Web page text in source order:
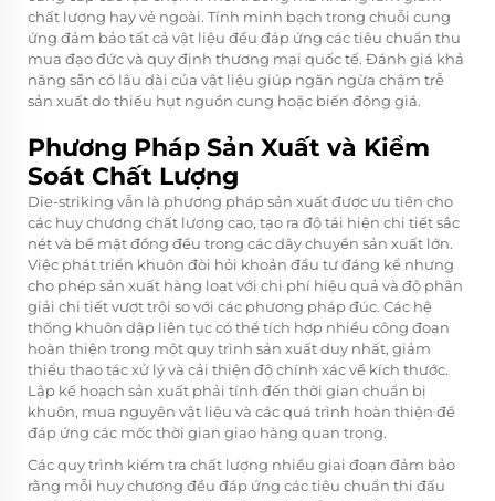
chất lượng hay vẻ ngoài. Tính minh bạch trong chuỗi cung
ứng đảm bảo tất cả vật liệu đều đáp ứng các tiêu chuẩn thu
mua đạo đức và quy định thương mại quốc tế. Đánh giá khả
năng sẵn có lâu dài của vật liệu giúp ngăn ngừa chậm trễ
sản xuất do thiếu hụt nguồn cung hoặc biến động giá.
Phương Pháp Sản Xuất và Kiểm
Soát Chất Lượng
Die-striking vẫn là phương pháp sản xuất được ưu tiên cho
các huy chương chất lượng cao, tạo ra độ tái hiện chi tiết sắc
nét và bề mặt đồng đều trong các dây chuyền sản xuất lớn.
Việc phát triển khuôn đòi hỏi khoản đầu tư đáng kể nhưng
cho phép sản xuất hàng loạt với chi phí hiệu quả và độ phân
giải chi tiết vượt trội so với các phương pháp đúc. Các hệ
thống khuôn dập liên tục có thể tích hợp nhiều công đoạn
hoàn thiện trong một quy trình sản xuất duy nhất, giảm
thiểu thao tác xử lý và cải thiện độ chính xác về kích thước.
Lập kế hoạch sản xuất phải tính đến thời gian chuẩn bị
khuôn, mua nguyên vật liệu và các quá trình hoàn thiện để
đáp ứng các mốc thời gian giao hàng quan trọng.
Các quy trình kiểm tra chất lượng nhiều giai đoạn đảm bảo
rằng mỗi huy chương đều đáp ứng các tiêu chuẩn thi đấu